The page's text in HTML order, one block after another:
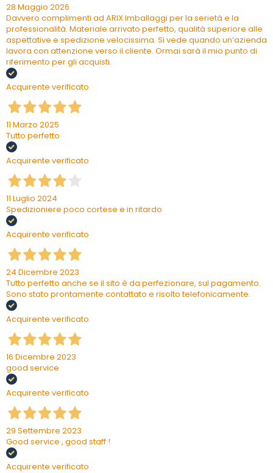
28 Maggio 2026
Davvero complimenti ad ARIX Imballaggi per la serietà e la
professionalità. Materiale arrivato perfetto, qualità superiore alle
aspettative e spedizione velocissima. Si vede quando un’azienda
lavora con attenzione verso il cliente. Ormai sarà il mio punto di
riferimento per gli acquisti.
Acquirente verificato
11 Marzo 2025
Tutto perfetto
Acquirente verificato
11 Luglio 2024
Spedizioniere poco cortese e in ritardo
Acquirente verificato
24 Dicembre 2023
Tutto perfetto anche se il sito è da perfezionare, sul pagamento.
Sono stato prontamente contattato e risolto telefonicamente.
Acquirente verificato
16 Dicembre 2023
good service
Acquirente verificato
29 Settembre 2023
Good service , good staff !
Acquirente verificato